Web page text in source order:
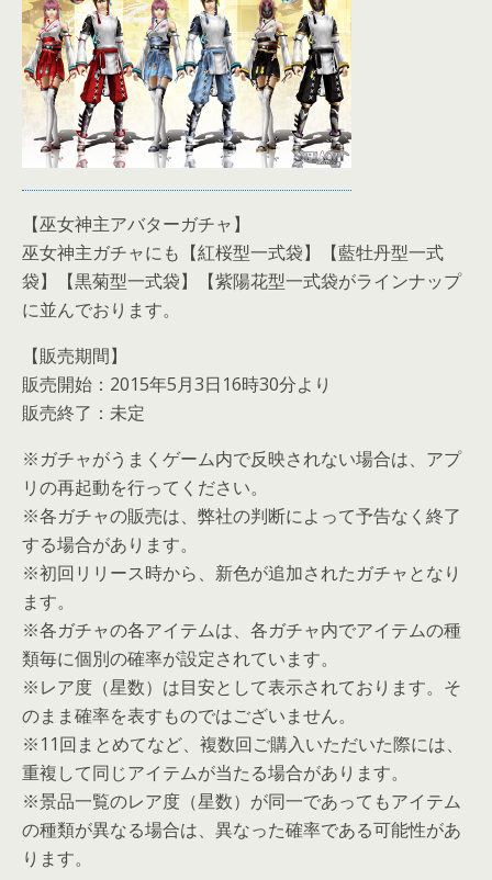
【巫女神主アバターガチャ】
巫女神主ガチャにも【紅桜型一式袋】【藍牡丹型一式
袋】【黒菊型一式袋】【紫陽花型一式袋がラインナップ
に並んでおります。
【販売期間】
販売開始：2015年5月3日16時30分より
販売終了：未定
※ガチャがうまくゲーム内で反映されない場合は、アプ
リの再起動を行ってください。
※各ガチャの販売は、弊社の判断によって予告なく終了
する場合があります。
※初回リリース時から、新色が追加されたガチャとなり
ます。
※各ガチャの各アイテムは、各ガチャ内でアイテムの種
類毎に個別の確率が設定されています。
※レア度（星数）は目安として表示されております。そ
のまま確率を表すものではございません。
※11回まとめてなど、複数回ご購入いただいた際には、
重複して同じアイテムが当たる場合があります。
※景品一覧のレア度（星数）が同一であってもアイテム
の種類が異なる場合は、異なった確率である可能性があ
ります。